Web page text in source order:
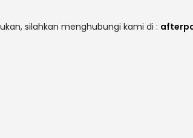
silahkan menghubungi kami di :